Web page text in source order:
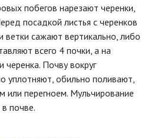
побегов нарезают черенки,
посадкой листья с черенков
ветки сажают вертикально, либо
всего 4 почки, а на
черенка. Почву вокруг
уплотняют, обильно поливают,
или перегноем. Мульчирование
почве.